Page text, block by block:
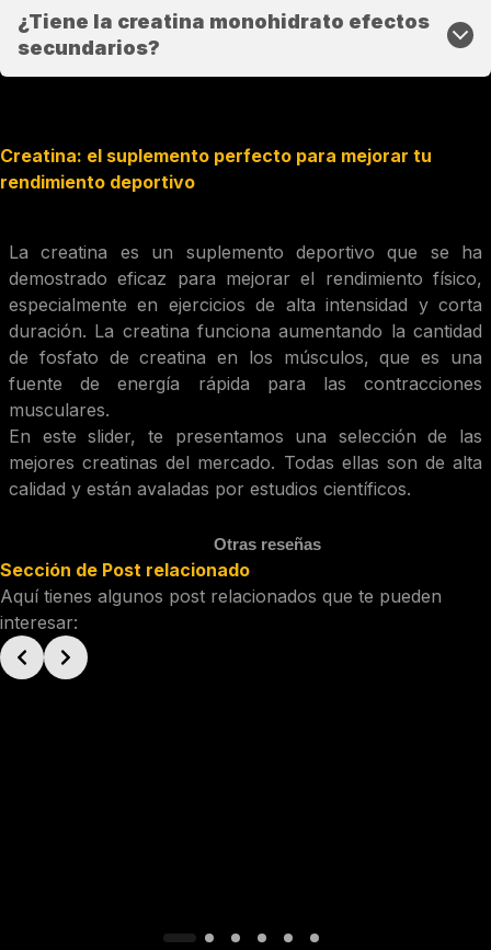
¿Tiene la creatina monohidrato efectos
secundarios?
Creatina: el suplemento perfecto para mejorar tu
rendimiento deportivo
La creatina es un suplemento deportivo que se ha
demostrado eficaz para mejorar el rendimiento físico,
especialmente en ejercicios de alta intensidad y corta
duración. La creatina funciona aumentando la cantidad
de fosfato de creatina en los músculos, que es una
fuente de energía rápida para las contracciones
musculares.
En este slider, te presentamos una selección de las
mejores creatinas del mercado. Todas ellas son de alta
calidad y están avaladas por estudios científicos.
Otras reseñas
Sección de Post relacionado
Aquí tienes algunos post relacionados que te pueden
interesar: